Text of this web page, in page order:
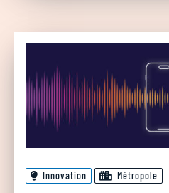
Innovation Métropole